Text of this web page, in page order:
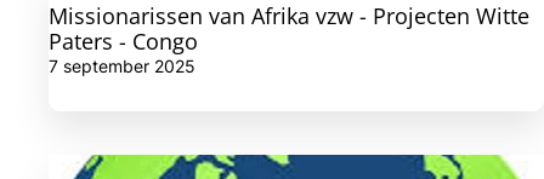
Missionarissen van Afrika vzw - Projecten Witte
Paters - Congo
7 september 2025